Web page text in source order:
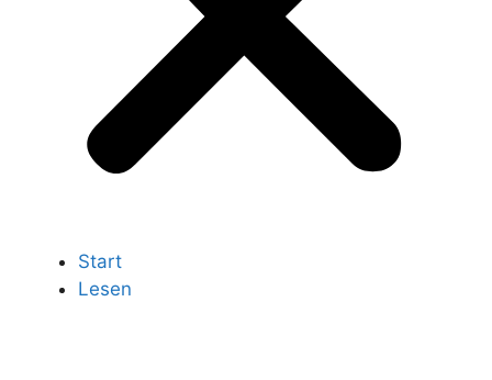
Start
Lesen